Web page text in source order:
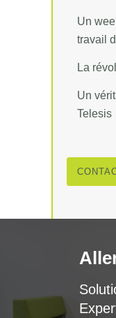
Un
travail
La
Un
Telesis